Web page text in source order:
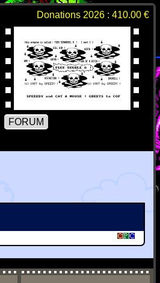
Donations 2026 : 410.00 €
FORUM